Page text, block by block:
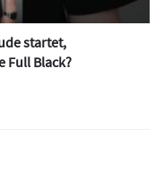
startet,
Full Black?